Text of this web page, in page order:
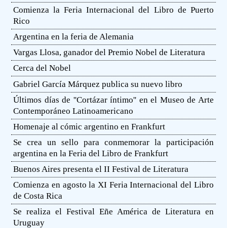
Comienza la Feria Internacional del Libro de Puerto
Rico
Argentina en la feria de Alemania
Vargas Llosa, ganador del Premio Nobel de Literatura
Cerca del Nobel
Gabriel García Márquez publica su nuevo libro
Últimos días de ''Cortázar íntimo'' en el Museo de Arte
Contemporáneo Latinoamericano
Homenaje al cómic argentino en Frankfurt
Se crea un sello para conmemorar la participación
argentina en la Feria del Libro de Frankfurt
Buenos Aires presenta el II Festival de Literatura
Comienza en agosto la XI Feria Internacional del Libro
de Costa Rica
Se realiza el Festival Eñe América de Literatura en
Uruguay